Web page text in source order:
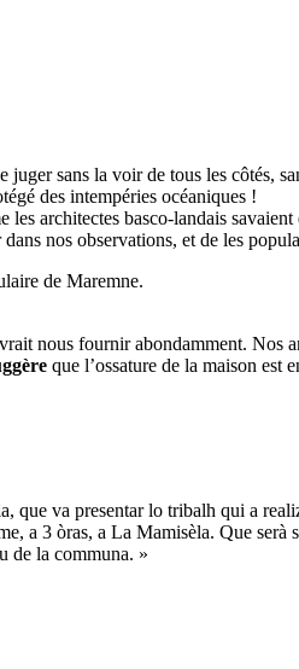
sans la voir de tous les côtés,
des intempéries océaniques !
architectes basco-landais
nos observations, et de les
de Maremne.
nous fournir abondamment. Nos
que l’ossature de la maison est
va presentar lo tribalh qui a
a 3 òras, a La Mamisèla. Que serà
de la communa. »